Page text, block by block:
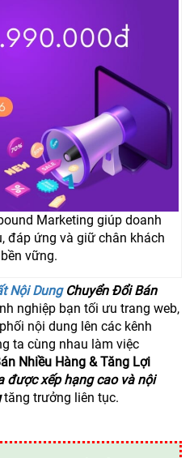
Marketing giúp doanh
đáp ứng và giữ chân khách
vững.
Nội DungChuyển Đổi Bán
nghiệp bạn tối ưu trang web,
nội dung lên các kênh
ta cùng nhau làm việc
Nhiều Hàng & Tăng Lợi
được xếp hạng cao và nội
tăng trưởng liên tục.